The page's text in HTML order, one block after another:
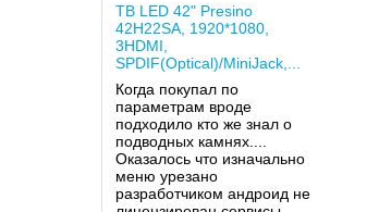
ТВ LED 42" Presino
42H22SA, 1920*1080,
3HDMI,
SPDIF(Optical)/MiniJack,...
Когда покупал по
параметрам вроде
подходило кто же знал о
подводных камнях....
Оказалось что изначально
меню урезано
разработчиком андроид не